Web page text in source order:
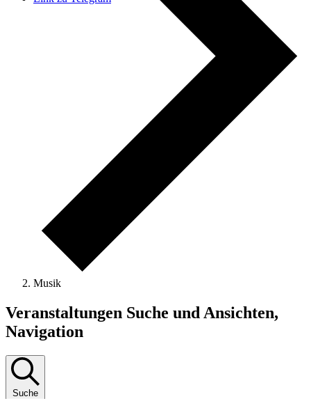
Musik
Veranstaltungen
für
Juni
2026
Veranstaltungen Suche und Ansichten,
Navigation
Suche